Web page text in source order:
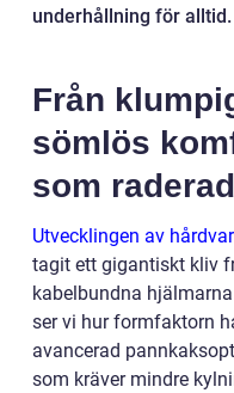
underhållning för alltid.
Från
sömlös
som
Utvecklingen av
tagit ett gigantiskt kliv
kabelbundna
ser vi hur formfaktorn
avancerad
som kräver mindre